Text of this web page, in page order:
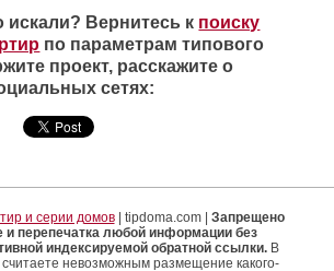
искали? Вернитесь к поиску
по параметрам типового
проект, расскажите о
сетях:
и серии домов| tipdoma.com | Запрещено
и перепечатка любой информации без
индексируемой обратной ссылки.В
невозможным размещение какого-